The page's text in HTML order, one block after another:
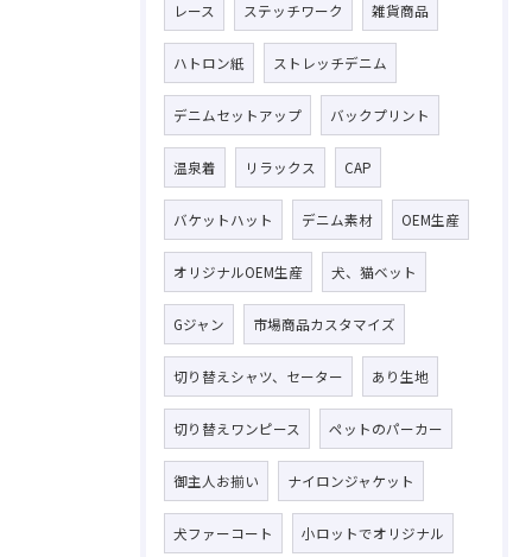
レース ステッチワーク 雑貨商品
ハトロン紙 ストレッチデニム
デニムセットアップ バックプリント
温泉着 リラックス CAP
バケットハット デニム素材 OEM生産
オリジナルOEM生産 犬、猫ベット
Gジャン 市場商品カスタマイズ
切り替えシャツ、セーター あり生地
切り替えワンピース ペットのパーカー
御主人お揃い ナイロンジャケット
犬ファーコート 小ロットでオリジナル